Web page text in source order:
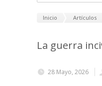
Inicio Artículos
La guerra
28 Mayo, 2026